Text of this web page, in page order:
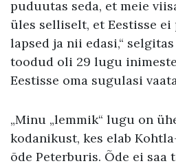
puduutas seda, et meie
üles selliselt, et Eestisse ei
lapsed ja nii edasi,“
toodud oli 29 lugu
Eestisse oma sugulasi
„Minu „lemmik“ lugu on
kodanikust, kes elab
õde Peterburis. Õde ei saa